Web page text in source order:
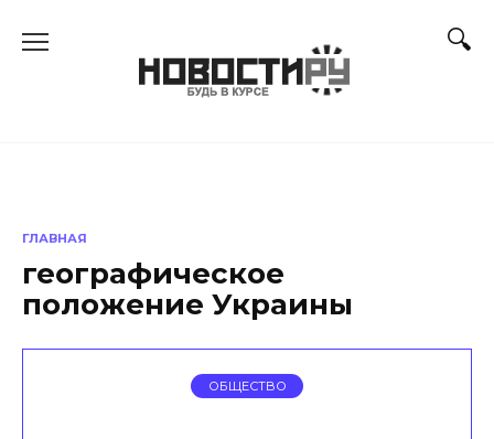
ГЛАВНАЯ
географическое
положение Украины
ОБЩЕСТВО